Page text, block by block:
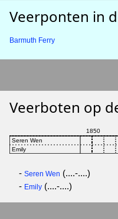
Veerponten in
Barmuth Ferry
Veerboten op
- Seren Wen (....-....)
- Emily (....-....)